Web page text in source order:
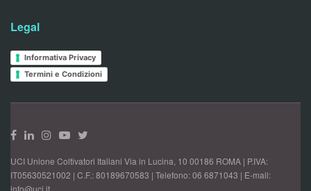
Legal
Informativa Privacy
Termini e Condizioni
UCI Unione Coltivatori Italiani Via in Lucina, 10 00186 ROMA | P.IVA:
IT05630521002 | C.F.: 80189670583 | Telefono: 06 6871043 | E-mail:
info@uci.it